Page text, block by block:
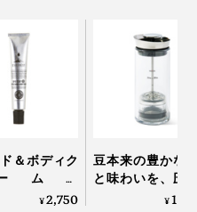
ド＆ボディク
ム》
COFFEE
¥2,750
豆本来の豊かな
と味わいを、圧
出で引き出す「
¥